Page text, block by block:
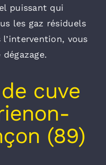
puissant qui
les gaz résiduels
vous
cuve
(89)